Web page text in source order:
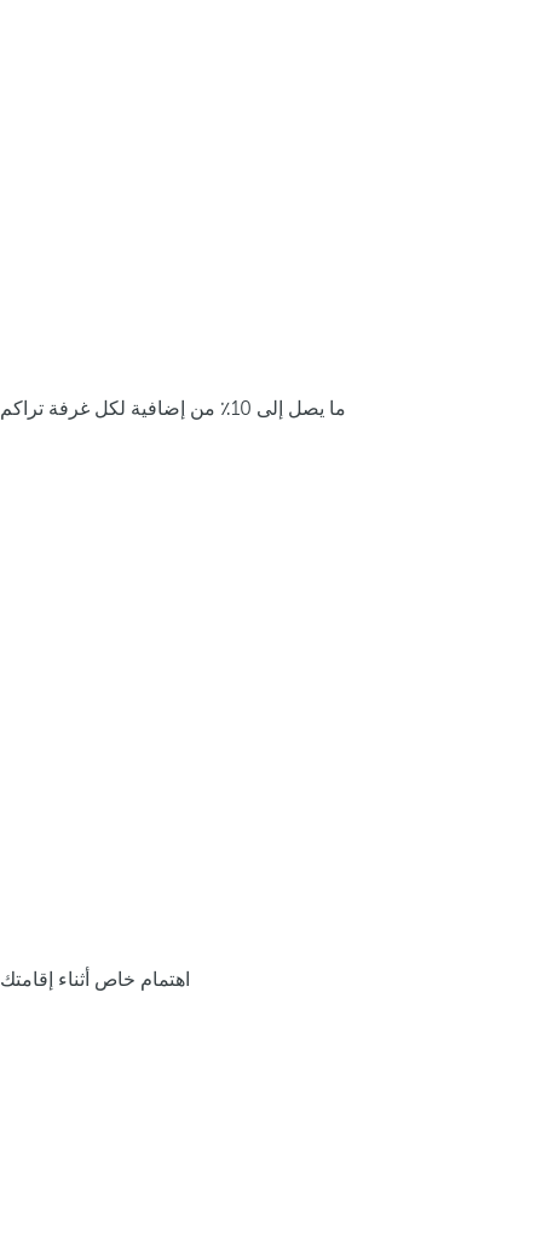
ما يصل إلى 10٪ من إضافية لكل غرفة تراكم
اهتمام خاص أثناء إقامتك